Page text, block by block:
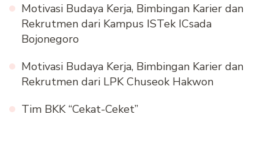
Motivasi Budaya Kerja, Bimbingan Karier dan
Rekrutmen dari Kampus ISTek ICsada
Bojonegoro
Motivasi Budaya Kerja, Bimbingan Karier dan
Rekrutmen dari LPK Chuseok Hakwon
Tim BKK “Cekat-Ceket”